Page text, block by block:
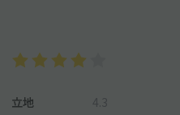
立地
4.3